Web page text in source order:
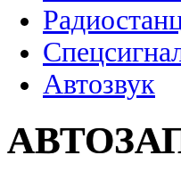
Автозвук